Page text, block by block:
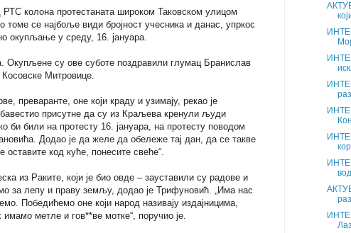
РТС колона протестаната широком Таковском улицом
се најбоље види бројност учесника и данас, упркос
окупљање у среду, 16. јануара.
Окупљене су ове суботе поздравили глумац Бранислав
Митровице.
преваранте, оне који краду и узимају, рекао је
присутне да су из Краљева кренули људи
би били на протесту 16. јануара, на протесту поводом
Додао је да желе да обележе тај дан, да се такве
код куће, понесите свеће“.
из Раките, који је био овде – зауставили су радове и
за лепу и праву земљу, додао је Трифуновић. „Има нас
Победићемо оне који народ називају издајницима,
метле и гов**ве мотке“, поручио је.